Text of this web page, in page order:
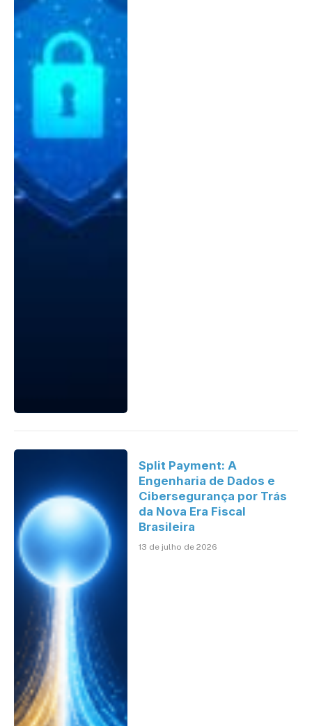
Split Payment: A
Engenharia de Dados e
Cibersegurança por Trás
da Nova Era Fiscal
Brasileira
13 de julho de 2026